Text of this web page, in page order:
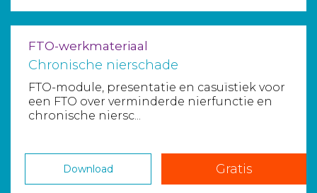
FTO-werkmateriaal
Chronische nierschade
FTO-module, presentatie en casuïstiek voor
een FTO over verminderde nierfunctie en
chronische niersc...
Download Gratis